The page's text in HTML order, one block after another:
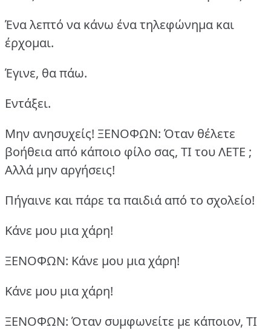
Ένα λεπτό να κάνω ένα τηλεφώνημα και
έρχομαι.
Έγινε, θα πάω.
Εντάξει.
Μην ανησυχείς! ΞΕΝΟΦΩΝ: Όταν θέλετε
βοήθεια από κάποιο φίλο σας, ΤΙ του ΛΕΤΕ ;
Αλλά μην αργήσεις!
Πήγαινε και πάρε τα παιδιά από το σχολείο!
Kάνε μου μια χάρη!
ΞΕΝΟΦΩΝ: Kάνε μου μια χάρη!
Kάνε μου μια χάρη!
ΞΕΝΟΦΩΝ: Όταν συμφωνείτε με κάποιον, ΤΙ